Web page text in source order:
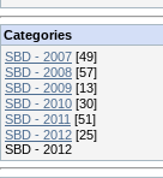
Categories
SBD - 2007 [49]
SBD - 2008 [57]
SBD - 2009 [13]
SBD - 2010 [30]
SBD - 2011 [51]
SBD - 2012 [25]
SBD - 2012